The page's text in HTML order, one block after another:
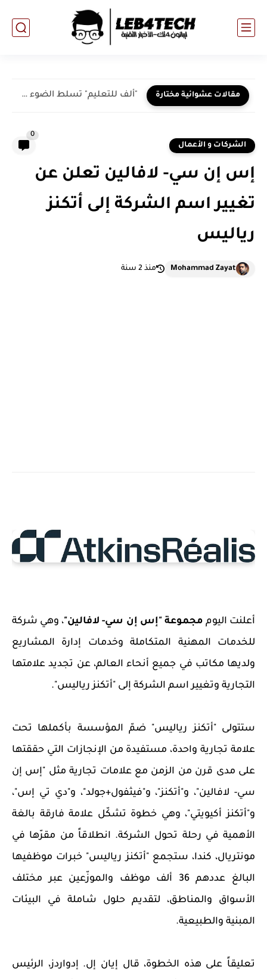
مقالات عشوائية مختارة "ألف للتعليم" تسلط الضوء على دور الذكاء الاصطناعي والتعليم المناخي...
الشركات و الأعمال
0
إس إن سي- لافالين تعلن عن
تغيير اسم الشركة إلى أتكنز
رياليس
Mohammad Zayat منذ 2 سنة
أعلنت اليوم مجموعة "إس إن سي- لافالين"، وهي شركة
للخدمات المهنية المتكاملة وخدمات إدارة المشاريع
ولديها مكاتب في جميع أنحاء العالم، عن تجديد علامتها
التجارية وتغيير اسم الشركة إلى "أتكنز رياليس".
ستتولى "أتكنز رياليس" ضمّ المؤسسة بأكملها تحت
علامة تجارية واحدة، مستفيدة من الإنجازات التي حققتها
على مدى قرن من الزمن مع علامات تجارية مثل "إس إن
سي- لافالين"، و"أتكنز"، و"فيثفول+جولد"، و"دي تي إس"،
و"أتكنز أكيويتي"، وهي خطوة تشكّل علامة فارقة بالغة
الأهمية في رحلة تحول الشركة. انطلاقاً من مقرّها في
مونتريال، كندا، ستجمع "أتكنز رياليس" خبرات موظفيها
البالغ عددهم 36 ألف موظف والموزّعين عبر مختلف
الأسواق والمناطق، لتقديم حلول شاملة في البيئات
المبنية والطبيعية.
تعليقاً على هذه الخطوة، قال إيان إل. إدواردز، الرئيس